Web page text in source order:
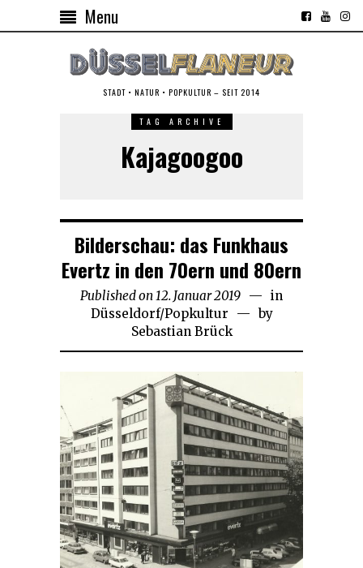
Menu
STADT • NATUR • POPKULTUR – SEIT 2014
TAG ARCHIVE
Kajagoogoo
Bilderschau: das Funkhaus
Evertz in den 70ern und 80ern
Published on12. Januar 2019 15.
Januar
in
Düsseldorf/Popkultur
by
Sebastian Brück